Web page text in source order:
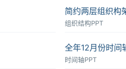
简约两层组织构
组织结构PPT
全年12月份时间
时间轴PPT